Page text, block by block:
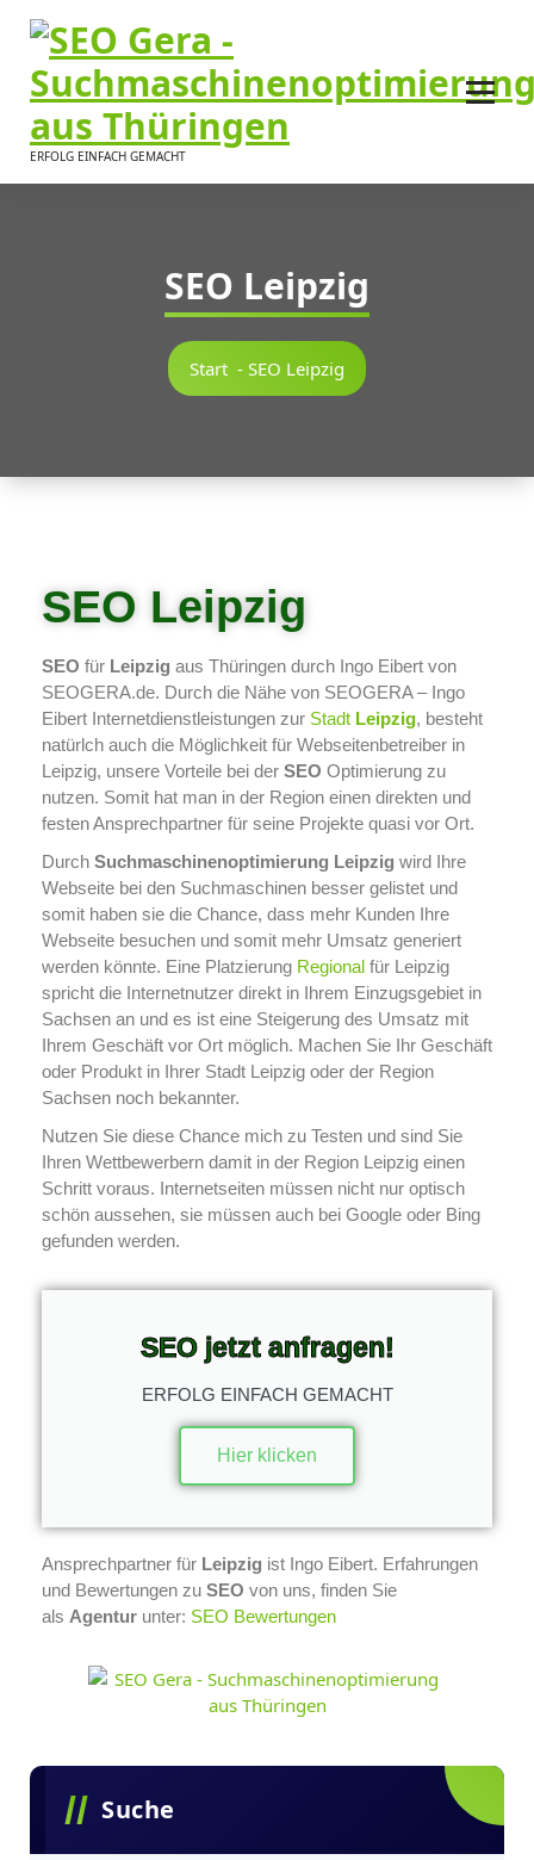
springen
ERFOLG EINFACH GEMACHT
SEO Leipzig
Start - SEO Leipzig
SEO Leipzig
SEO für Leipzig aus Thüringen durch Ingo Eibert von
SEOGERA.de. Durch die Nähe von SEOGERA – Ingo
Eibert Internetdienstleistungen zur Stadt Leipzig, besteht
natürlch auch die Möglichkeit für Webseitenbetreiber in
Leipzig, unsere Vorteile bei der SEO Optimierung zu
nutzen. Somit hat man in der Region einen direkten und
festen Ansprechpartner für seine Projekte quasi vor Ort.
Durch Suchmaschinenoptimierung Leipzig wird Ihre
Webseite bei den Suchmaschinen besser gelistet und
somit haben sie die Chance, dass mehr Kunden Ihre
Webseite besuchen und somit mehr Umsatz generiert
werden könnte. Eine Platzierung Regional für Leipzig
spricht die Internetnutzer direkt in Ihrem Einzugsgebiet in
Sachsen an und es ist eine Steigerung des Umsatz mit
Ihrem Geschäft vor Ort möglich. Machen Sie Ihr Geschäft
oder Produkt in Ihrer Stadt Leipzig oder der Region
Sachsen noch bekannter.
Nutzen Sie diese Chance mich zu Testen und sind Sie
Ihren Wettbewerbern damit in der Region Leipzig einen
Schritt voraus. Internetseiten müssen nicht nur optisch
schön aussehen, sie müssen auch bei Google oder Bing
gefunden werden.
SEO jetzt anfragen!
ERFOLG EINFACH GEMACHT
Hier klicken
Ansprechpartner für Leipzig ist Ingo Eibert. Erfahrungen
und Bewertungen zu SEO von uns, finden Sie
als Agentur unter: SEO Bewertungen
Suche